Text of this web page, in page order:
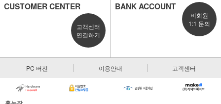
CUSTOMER CENTER
고객센터
연결하기
BANK ACCOUNT
비회원
1:1 문의
PC 버전 이용안내 고객센터